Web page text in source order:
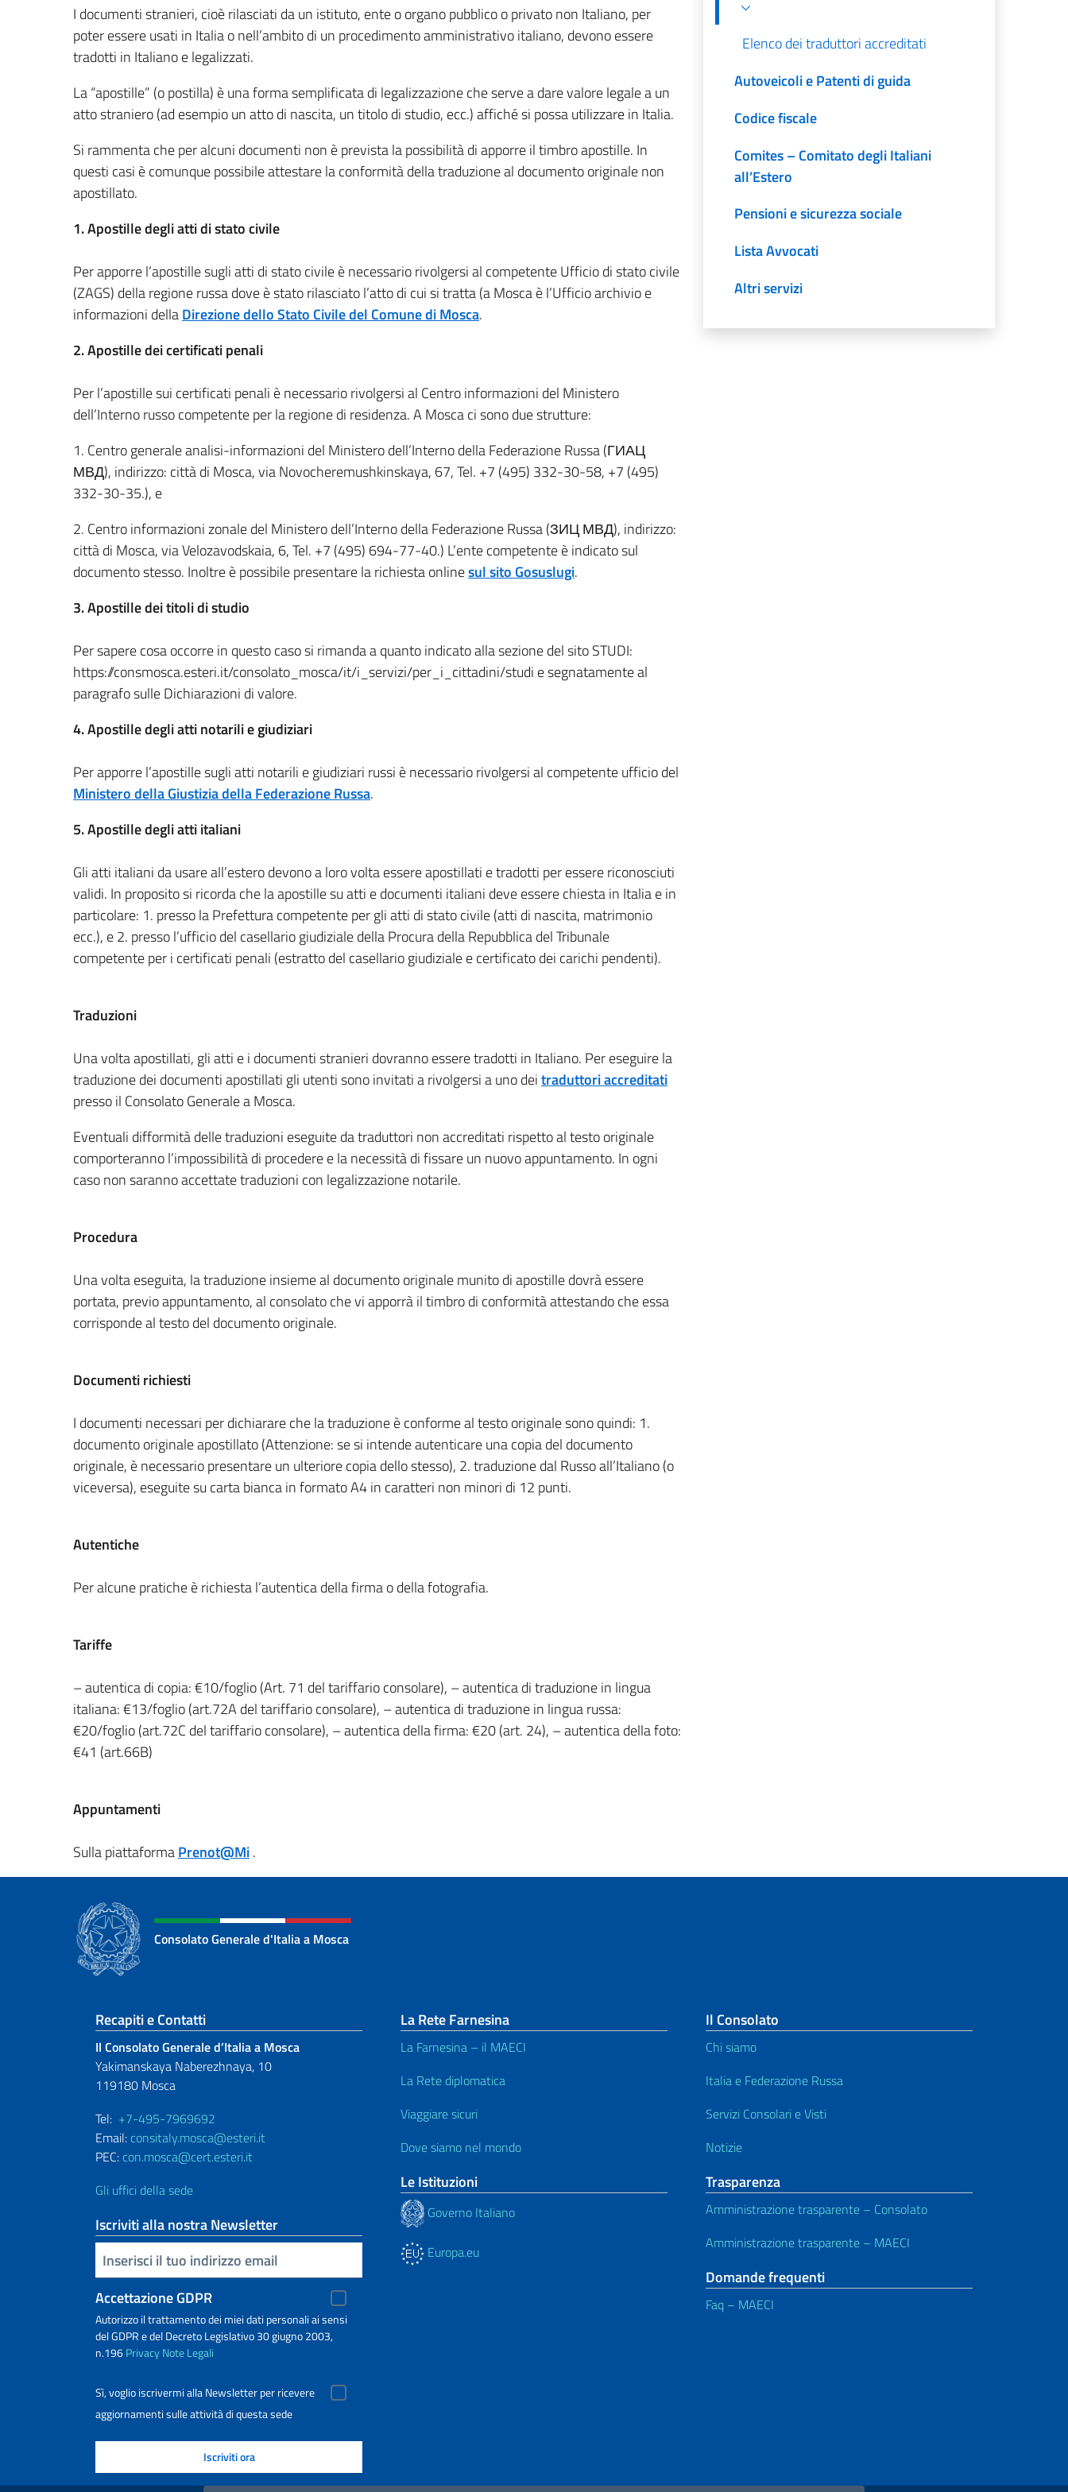
I documenti stranieri, cioè rilasciati da un istituto, ente o organo pubblico o privato non Italiano, per
poter essere usati in Italia o nell’ambito di un procedimento amministrativo italiano, devono essere
tradotti in Italiano e legalizzati.
La “apostille” (o postilla) è una forma semplificata di legalizzazione che serve a dare valore legale a un
atto straniero (ad esempio un atto di nascita, un titolo di studio, ecc.) affiché si possa utilizzare in Italia.
Si rammenta che per alcuni documenti non è prevista la possibilità di apporre il timbro apostille. In
questi casi è comunque possibile attestare la conformità della traduzione al documento originale non
apostillato.
1. Apostille degli atti di stato civile
Per apporre l’apostille sugli atti di stato civile è necessario rivolgersi al competente Ufficio di stato civile
(ZAGS) della regione russa dove è stato rilasciato l’atto di cui si tratta (a Mosca è l’Ufficio archivio e
informazioni dellaDirezione dello Stato Civile del Comune di Mosca.
2. Apostille dei certificati penali
Per l’apostille sui certificati penali è necessario rivolgersi al Centro informazioni del Ministero
dell’Interno russo competente per la regione di residenza. A Mosca ci sono due strutture:
1. Centro generale analisi-informazioni del Ministero dell’Interno della Federazione Russa (ГИАЦ
МВД), indirizzo: città di Mosca, via Novocheremushkinskaya, 67, Tel. +7 (495) 332-30-58, +7 (495)
332-30-35.), e
2. Centro informazioni zonale del Ministero dell’Interno della Federazione Russa (ЗИЦ МВД), indirizzo:
città di Mosca, via Velozavodskaia, 6, Tel. +7 (495) 694-77-40.) L’ente competente è indicato sul
documento stesso. Inoltre è possibile presentare la richiesta onlinesul sito Gosuslugi.
3. Apostille dei titoli di studio
Per sapere cosa occorre in questo caso si rimanda a quanto indicato alla sezione del sito STUDI:
https://consmosca.esteri.it/consolato_mosca/it/i_servizi/per_i_cittadini/studi e segnatamente al
paragrafo sulle Dichiarazioni di valore.
4. Apostille degli atti notarili e giudiziari
Per apporre l’apostille sugli atti notarili e giudiziari russi è necessario rivolgersi al competente ufficio del
Ministero della Giustizia della Federazione Russa.
5. Apostille degli atti italiani
Gli atti italiani da usare all’estero devono a loro volta essere apostillati e tradotti per essere riconosciuti
validi. In proposito si ricorda che la apostille su atti e documenti italiani deve essere chiesta in Italia e in
particolare: 1. presso la Prefettura competente per gli atti di stato civile (atti di nascita, matrimonio
ecc.), e 2. presso l’ufficio del casellario giudiziale della Procura della Repubblica del Tribunale
competente per i certificati penali (estratto del casellario giudiziale e certificato dei carichi pendenti).
Traduzioni
Una volta apostillati, gli atti e i documenti stranieri dovranno essere tradotti in Italiano. Per eseguire la
traduzione dei documenti apostillati gli utenti sono invitati a rivolgersi a uno deitraduttori accreditati
presso il Consolato Generale a Mosca.
Eventuali difformità delle traduzioni eseguite da traduttori non accreditati rispetto al testo originale
comporteranno l’impossibilità di procedere e la necessità di fissare un nuovo appuntamento. In ogni
caso non saranno accettate traduzioni con legalizzazione notarile.
Procedura
Una volta eseguita, la traduzione insieme al documento originale munito di apostille dovrà essere
portata, previo appuntamento, al consolato che vi apporrà il timbro di conformità attestando che essa
corrisponde al testo del documento originale.
Documenti richiesti
I documenti necessari per dichiarare che la traduzione è conforme al testo originale sono quindi: 1.
documento originale apostillato (Attenzione: se si intende autenticare una copia del documento
originale, è necessario presentare un ulteriore copia dello stesso), 2. traduzione dal Russo all’Italiano (o
viceversa), eseguite su carta bianca in formato A4 in caratteri non minori di 12 punti.
Autentiche
Per alcune pratiche è richiesta l’autentica della firma o della fotografia.
Tariffe
– autentica di copia: €10/foglio (Art. 71 del tariffario consolare), – autentica di traduzione in lingua
italiana: €13/foglio (art.72A del tariffario consolare), – autentica di traduzione in lingua russa:
€20/foglio (art.72C del tariffario consolare), – autentica della firma: €20 (art. 24), – autentica della foto:
€41 (art.66B)
Appuntamenti
Sulla piattaformaPrenot@Mi.
Elenco dei traduttori accreditati
Autoveicoli e Patenti di guida
Codice fiscale
Comites – Comitato degli Italiani
all’Estero
Pensioni e sicurezza sociale
Lista Avvocati
Altri servizi
Consolato Generale d'Italia a Mosca
Sezione footer
Recapiti e Contatti
Il Consolato Generale d’Italia a Mosca
Yakimanskaya Naberezhnaya, 10
119180 Mosca
Tel: +7-495-7969692
Email: consitaly.mosca@esteri.it
PEC: con.mosca@cert.esteri.it
Gli uffici della sede
Iscriviti alla nostra Newsletter
Inserisci la tua email
Accettazione GDPR
Autorizzo il trattamento dei miei dati personali ai sensi
del GDPR e del Decreto Legislativo 30 giugno 2003,
n.196PrivacyNote Legali
Sì, voglio iscrivermi alla Newsletter per ricevere
aggiornamenti sulle attività di questa sede
La Rete Farnesina
La Farnesina – il MAECI
La Rete diplomatica
Viaggiare sicuri
Dove siamo nel mondo
Le Istituzioni
Governo Italiano
Europa.eu
Il Consolato
Chi siamo
Italia e Federazione Russa
Servizi Consolari e Visti
Notizie
Trasparenza
Amministrazione trasparente – Consolato
Amministrazione trasparente – MAECI
Domande frequenti
Faq – MAECI